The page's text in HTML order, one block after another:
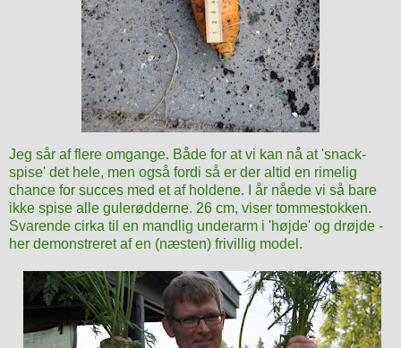
Jeg sår af flere omgange. Både for at vi kan nå at 'snack-
spise' det hele, men også fordi så er der altid en rimelig
chance for succes med et af holdene. I år nåede vi så bare
ikke spise alle gulerødderne. 26 cm, viser tommestokken.
Svarende cirka til en mandlig underarm i 'højde' og drøjde -
her demonstreret af en (næsten) frivillig model.